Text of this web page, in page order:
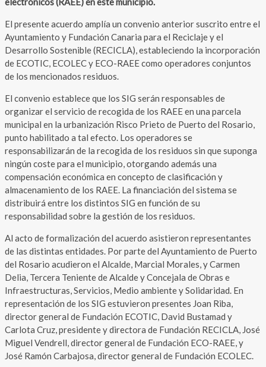
El presente acuerdo amplía un convenio anterior suscrito entre el
Ayuntamiento y Fundación Canaria para el Reciclaje y el
Desarrollo Sostenible (RECICLA), estableciendo la incorporación
de ECOTIC, ECOLEC y ECO-RAEE como operadores conjuntos
de los mencionados residuos.
El convenio establece que los SIG serán responsables de
organizar el servicio de recogida de los RAEE en una parcela
municipal en la urbanización Risco Prieto de Puerto del Rosario,
punto habilitado a tal efecto. Los operadores se
responsabilizarán de la recogida de los residuos sin que suponga
ningún coste para el municipio, otorgando además una
compensación económica en concepto de clasificación y
almacenamiento de los RAEE. La financiación del sistema se
distribuirá entre los distintos SIG en función de su
responsabilidad sobre la gestión de los residuos.
Al acto de formalización del acuerdo asistieron representantes
de las distintas entidades. Por parte del Ayuntamiento de Puerto
del Rosario acudieron el Alcalde, Marcial Morales, y Carmen
Delia, Tercera Teniente de Alcalde y Concejala de Obras e
Infraestructuras, Servicios, Medio ambiente y Solidaridad. En
representación de los SIG estuvieron presentes Joan Riba,
director general de Fundación ECOTIC, David Bustamad y
Carlota Cruz, presidente y directora de Fundación RECICLA, José
Miguel Vendrell, director general de Fundación ECO-RAEE, y
José Ramón Carbajosa, director general de Fundación ECOLEC.